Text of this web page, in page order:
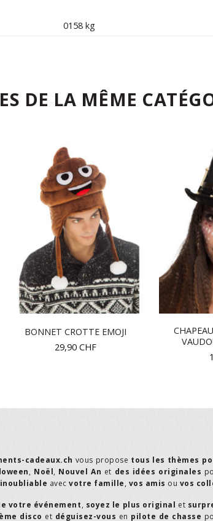
0158 kg
DE LA MÊME
BONNET CROTTE EMOJI
29,90 CHF
cadeaux.ch vous propose tous les thèmes
, Noël, Nouvel An et des idées originales
avec votre famille, vos amis ou vos
votre événement, soyez le plus original et
disco et déguisez-vous en pilote de chasse